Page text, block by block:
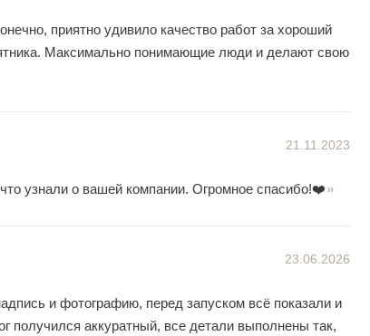
приятно удивило качество работ за хороший
Максимально понимающие люди и делают свою
21.11.2023
узнали о вашей компании. Огромное спасибо!❤️
23.06.2026
и фотографию, перед запуском всё показали и
получился аккуратный, все детали выполнены так,